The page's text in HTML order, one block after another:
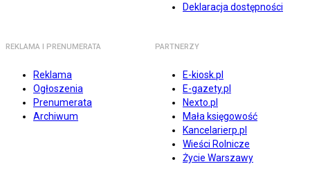
Deklaracja dostępności
REKLAMA I PRENUMERATA
Reklama
Ogłoszenia
Prenumerata
Archiwum
PARTNERZY
E-kiosk.pl
E-gazety.pl
Nexto.pl
Mała księgowość
Kancelarierp.pl
Wieści Rolnicze
Życie Warszawy